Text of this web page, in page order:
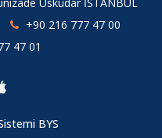
+90 216 777 47 00
47 01
BYS